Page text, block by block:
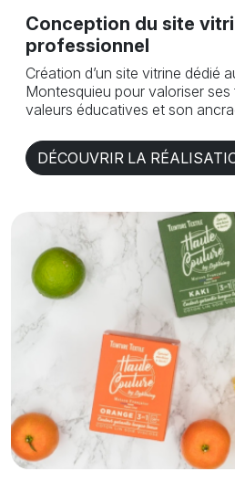
Conception du site
professionnel
Création d’un site vitrine dédié
Montesquieu pour valoriser
valeurs éducatives et son
DÉCOUVRIR LA